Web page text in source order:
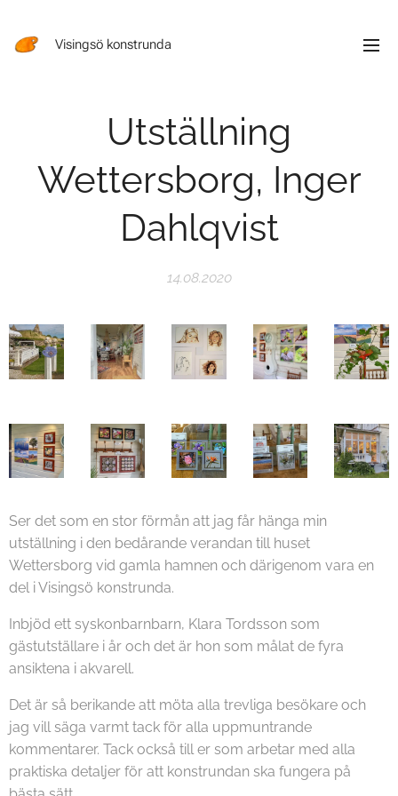
Visingsö konstrunda
Utställning
Wettersborg, Inger
Dahlqvist
14.08.2020
Ser det som en stor förmån att jag får hänga min
utställning i den bedårande verandan till huset
Wettersborg vid gamla hamnen och därigenom vara en
del i Visingsö konstrunda.
Inbjöd ett syskonbarnbarn, Klara Tordsson som
gästutställare i år och det är hon som målat de fyra
ansiktena i akvarell.
Det är så berikande att möta alla trevliga besökare och
jag vill säga varmt tack för alla uppmuntrande
kommentarer. Tack också till er som arbetar med alla
praktiska detaljer för att konstrundan ska fungera på